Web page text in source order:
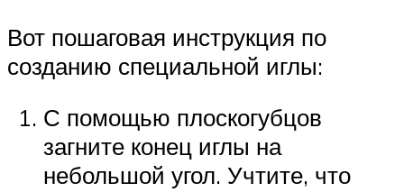
Вот пошаговая инструкция по
созданию специальной иглы:
С помощью плоскогубцов
загните конец иглы на
небольшой угол. Учтите, что